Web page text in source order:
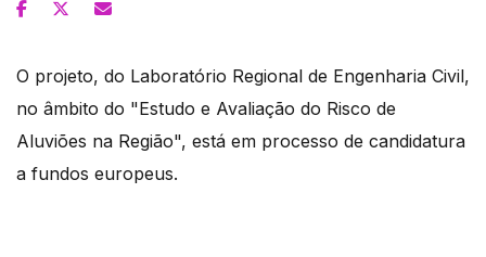
O projeto, do Laboratório Regional de Engenharia Civil,
no âmbito do "Estudo e Avaliação do Risco de
Aluviões na Região", está em processo de candidatura
a fundos europeus.